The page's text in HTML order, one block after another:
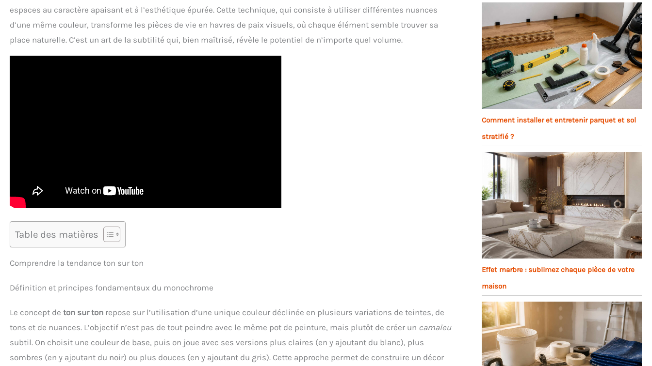
espaces au caractère apaisant et à l’esthétique épurée. Cette technique, qui consiste à utiliser différentes nuances
d’une même couleur, transforme les pièces de vie en havres de paix visuels, où chaque élément semble trouver sa
place naturelle. C’est un art de la subtilité qui, bien maîtrisé, révèle le potentiel de n’importe quel volume.
Table des matières
Comprendre la tendance ton sur ton
Définition et principes fondamentaux du monochrome
Le concept de ton sur ton repose sur l’utilisation d’une unique couleur déclinée en plusieurs variations de teintes, de
tons et de nuances. L’objectif n’est pas de tout peindre avec le même pot de peinture, mais plutôt de créer un camaïeu
subtil. On choisit une couleur de base, puis on joue avec ses versions plus claires (en y ajoutant du blanc), plus
sombres (en y ajoutant du noir) ou plus douces (en y ajoutant du gris). Cette approche permet de construire un décor
Comment installer et entretenir parquet et sol
stratifié ?
Effet marbre : sublimez chaque pièce de votre
maison